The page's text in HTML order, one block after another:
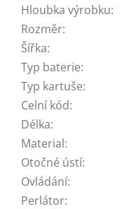
Hloubka výrobku:
Rozměr:
Šířka:
Typ baterie:
Typ kartuše:
Celní kód:
Délka:
Material:
Otočné ústí:
Ovládání:
Perlátor: